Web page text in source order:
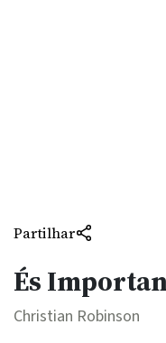
Partilhar
És
Christian Robinson